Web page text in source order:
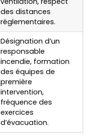
des distances
réglementaires.
Désignation d’un
responsable
incendie, formation
des équipes de
première
intervention,
fréquence des
exercices
d’évacuation.